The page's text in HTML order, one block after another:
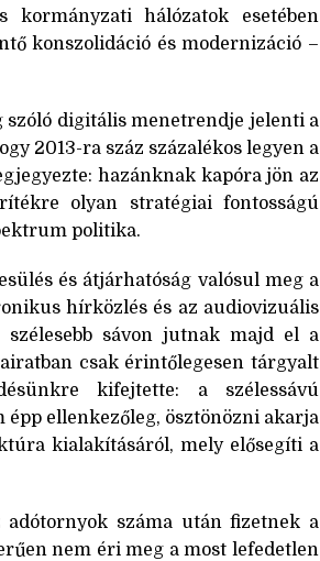
hálózatok esetében
konszolidáció és modernizáció –
digitális menetrendje jelenti a
2013-ra száz százalékos legyen a
hazánknak kapóra jön az
olyan stratégiai fontosságú
politika.
és átjárhatóság valósul meg a
hírközlés és az audiovizuális
sávon jutnak majd el a
csak érintőlegesen tárgyalt
kifejtette: a szélessávú
ellenkezőleg, ösztönözni akarja
kialakításáról, mely elősegíti a
adótornyok száma után fizetnek a
nem éri meg a most lefedetlen